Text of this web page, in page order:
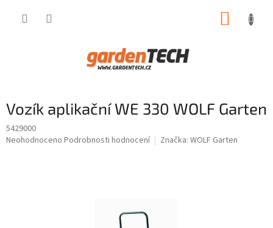
Vozík aplikační WE 330 WOLF Garten
5429000
Průměrné
Neohodnoceno Podrobnosti hodnocení Značka: WOLF Garten